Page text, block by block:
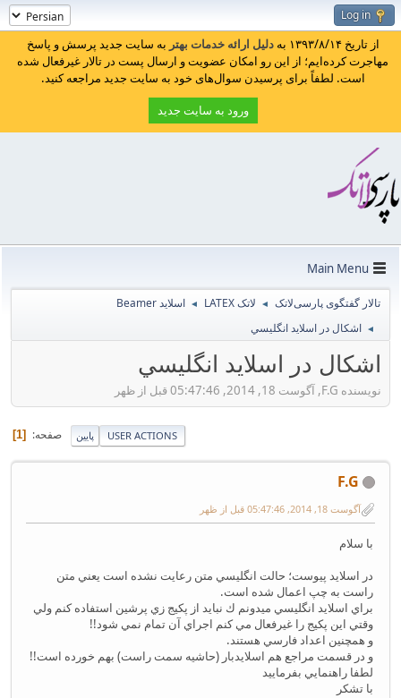
Log in
از تاریخ ۱۳۹۳/۸/۱۴ به دلیل ارائه خدمات بهتر به سایت جدید پرسش و پاسخ
مهاجرت کرده‌ایم؛ از این رو امکان عضویت و ارسال پست در تالار غیرفعال شده
است. لطفاً برای پرسیدن سوال‌های خود به سایت جدید مراجعه کنید.
ورود به سایت جدید
Main Menu
تالار گفتگوی پارسی‌لاتک ◄ لاتک LATEX ◄ اسلاید Beamer
◄ اشكال در اسلايد انگليسي
اشكال در اسلايد انگليسي
نویسنده F.G, آگوست 18, 2014, 05:47:46 قبل از ظهر
پایین صفحه 1 USER ACTIONS
F.G
آگوست 18, 2014, 05:47:46 قبل از ظهر
با سلام
در اسلايد پيوست؛ حالت انگليسي متن رعايت نشده است يعني متن
راست به چپ اعمال شده است.
براي اسلايد انگليسي ميدونم ك نبايد از پكيج زي پرشين استفاده كنم ولي
وقتي اين پكيج را غيرفعال مي كنم اجراي آن تمام نمي شود!!
و همچنين اعداد فارسي هستند.
و در قسمت مراجع هم اسلايدبار (حاشيه سمت راست) بهم خورده است!!
لطفا راهنمايي بفرماييد
با تشكر